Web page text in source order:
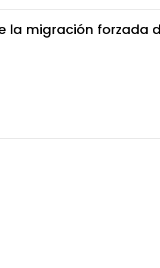
la migración forzada